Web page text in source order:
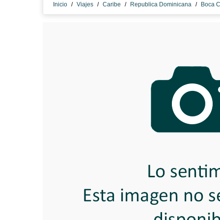
Inicio / Viajes / Caribe / Republica Dominicana / Boca